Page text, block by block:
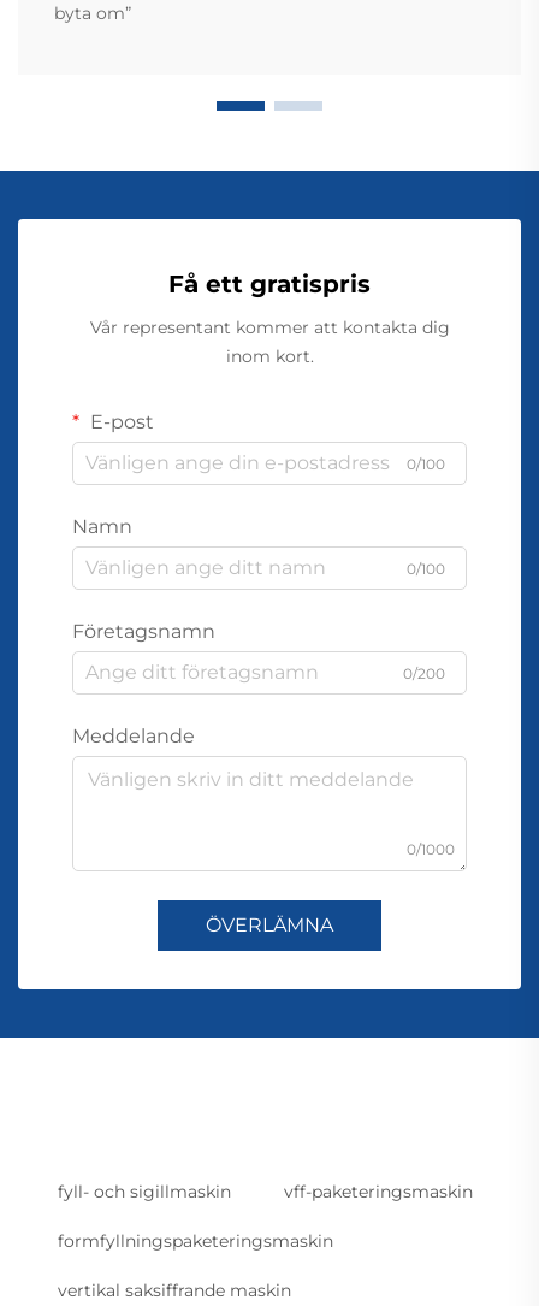
byta om”
Få ett gratispris
Vår representant kommer att kontakta dig
inom kort.
E-post
0/100
Namn
0/100
Företagsnamn
0/200
Meddelande
0/1000
ÖVERLÄMNA
fyll- och sigillmaskin vff-paketeringsmaskin
formfyllningspaketeringsmaskin
vertikal saksiffrande maskin